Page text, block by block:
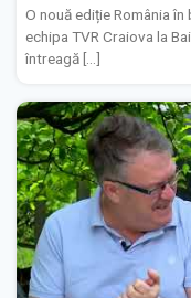
O nouă ediție România
echipa TVR Craiova la
întreagă […]